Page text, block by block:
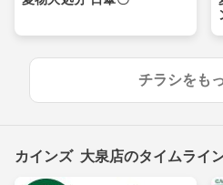
チラシをも
カインズ 大泉店のタイムライ